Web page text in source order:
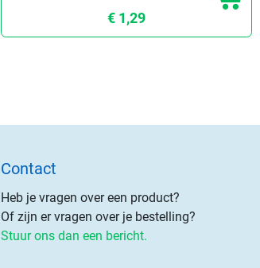
€ 1,29
Contact
Heb je vragen over een product?
Of zijn er vragen over je bestelling?
Stuur ons dan een bericht.